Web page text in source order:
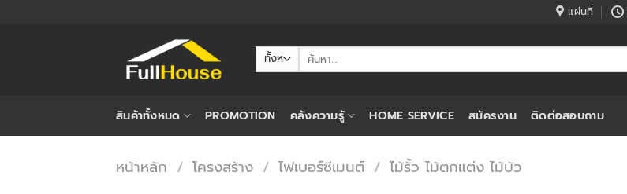
แผ่นที่
ค้นหา:
สินค้าทั้งหมด PROMOTION คลังความรู้ HOME SERVICE สมัครงาน ติดต่อสอบถาม
หน้าหลัก / โครงสร้าง / ไฟเบอร์ซีเมนต์ / ไม้รั้ว ไม้ตกแต่ง ไม้บัว